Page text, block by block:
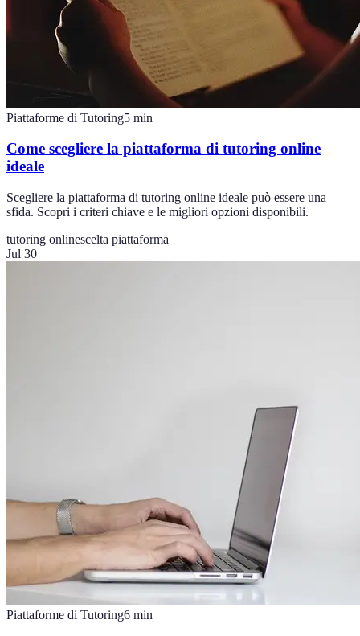
Piattaforme di Tutoring5 min
Come scegliere la piattaforma di tutoring online
ideale
Scegliere la piattaforma di tutoring online ideale può essere una
sfida. Scopri i criteri chiave e le migliori opzioni disponibili.
tutoring onlinescelta piattaforma
Jul 30
Piattaforme di Tutoring6 min